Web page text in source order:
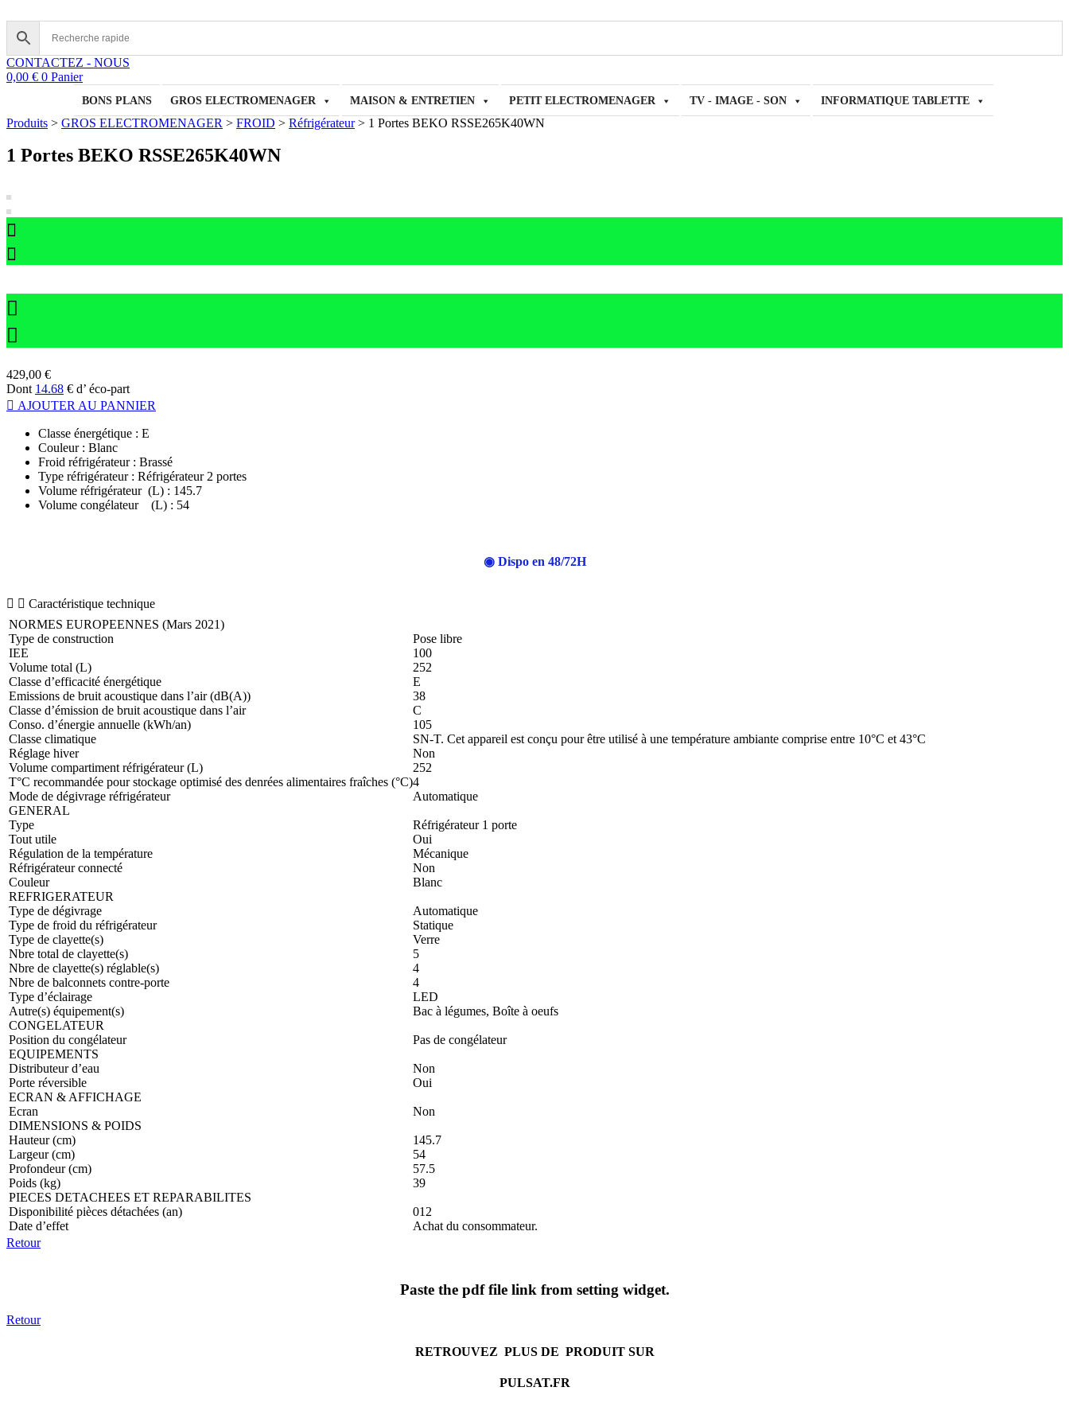
contenu
CONTACTEZ - NOUS
0,00 € 0 Panier
BONS PLANS GROS ELECTROMENAGER MAISON & ENTRETIEN PETIT ELECTROMENAGER TV - IMAGE - SON INFORMATIQUE TABLETTE
Produits > GROS ELECTROMENAGER > FROID > Réfrigérateur> 1 Portes BEKO RSSE265K40WN
1 Portes BEKO RSSE265K40WN
429,00 €
Dont 14.68 € d’ éco-part
AJOUTER AU PANNIER
Classe énergétique : E
Couleur : Blanc
Froid réfrigérateur : Brassé
Type réfrigérateur : Réfrigérateur 2 portes
Volume réfrigérateur (L) : 145.7
Volume congélateur (L) : 54
◉ Dispo en 48/72H
Caractéristique technique
NORMES EUROPEENNES (Mars 2021)
Type de construction
Pose libre
IEE
100
Volume total (L)
252
Classe d’efficacité énergétique
E
Emissions de bruit acoustique dans l’air (dB(A))
38
Classe d’émission de bruit acoustique dans l’air
C
Conso. d’énergie annuelle (kWh/an)
105
Classe climatique
SN-T. Cet appareil est conçu pour être utilisé à une température ambiante comprise entre 10°C et 43°C
Réglage hiver
Non
Volume compartiment réfrigérateur (L)
252
T°C recommandée pour stockage optimisé des denrées alimentaires fraîches (°C)4
Mode de dégivrage réfrigérateur
Automatique
GENERAL
Type
Réfrigérateur 1 porte
Tout utile
Oui
Régulation de la température
Mécanique
Réfrigérateur connecté
Non
Couleur
Blanc
REFRIGERATEUR
Type de dégivrage
Automatique
Type de froid du réfrigérateur
Statique
Type de clayette(s)
Verre
Nbre total de clayette(s)
5
Nbre de clayette(s) réglable(s)
4
Nbre de balconnets contre-porte
4
Type d’éclairage
LED
Autre(s) équipement(s)
Bac à légumes, Boîte à oeufs
CONGELATEUR
Position du congélateur
Pas de congélateur
EQUIPEMENTS
Distributeur d’eau
Non
Porte réversible
Oui
ECRAN & AFFICHAGE
Ecran
Non
DIMENSIONS & POIDS
Hauteur (cm)
145.7
Largeur (cm)
54
Profondeur (cm)
57.5
Poids (kg)
39
PIECES DETACHEES ET REPARABILITES
Disponibilité pièces détachées (an)
012
Date d’effet
Achat du consommateur.
Retour
Paste the pdf file link from setting widget.
Retour
RETROUVEZ PLUS DE PRODUIT SUR
PULSAT.FR